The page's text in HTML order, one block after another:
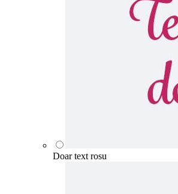
Doar text rosu